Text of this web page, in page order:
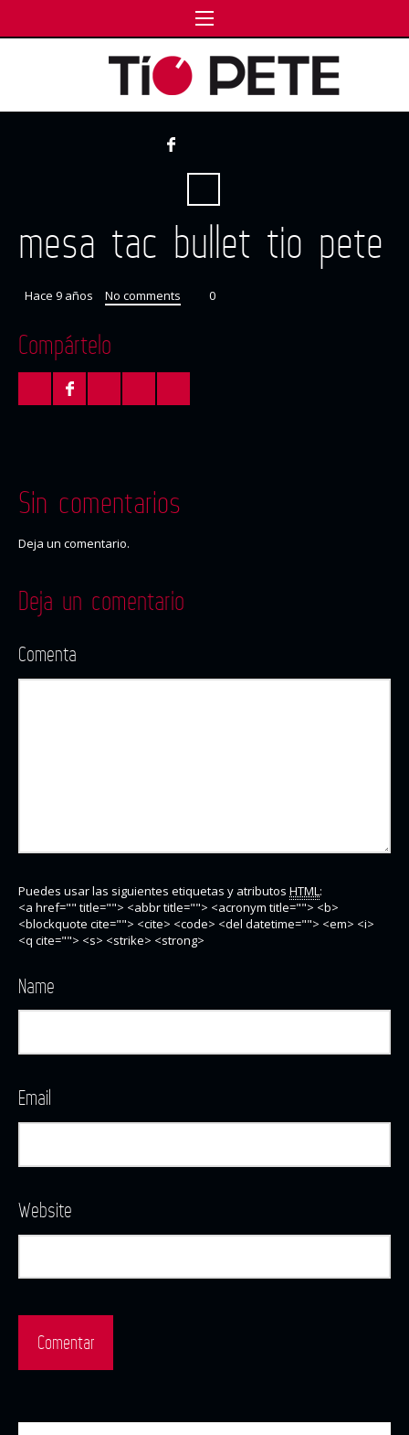
mesa tac bullet tio pete
Hace 9 años No comments 0
Compártelo
Sin comentarios
Deja un comentario.
Deja un comentario
Comenta
Puedes usar las siguientes etiquetas y atributos HTML:
<a href="" title=""> <abbr title=""> <acronym title=""> <b>
<blockquote cite=""> <cite> <code> <del datetime=""> <em> <i>
<q cite=""> <s> <strike> <strong>
Name
Email
Website